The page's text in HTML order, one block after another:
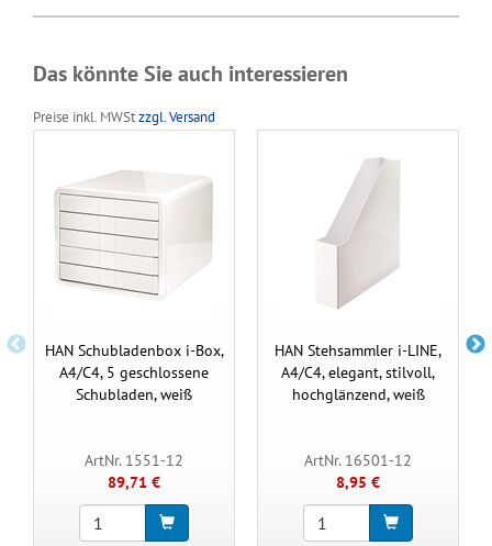
Das könnte Sie auch interessieren
Preise inkl. MWStzzgl. Versand
HAN Schubladenbox i-Box,
A4/C4, 5 geschlossene
Schubladen, weiß
ArtNr. 1551-12
89,71 €
HAN Stehsammler i-LINE,
A4/C4, elegant, stilvoll,
hochglänzend, weiß
ArtNr. 16501-12
8,95 €